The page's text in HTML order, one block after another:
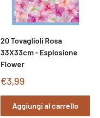
20 Tovaglioli Rosa
33X33cm - Esplosione
Flower
Prezzo
vendita
€3,99
Aggiungi al carrello